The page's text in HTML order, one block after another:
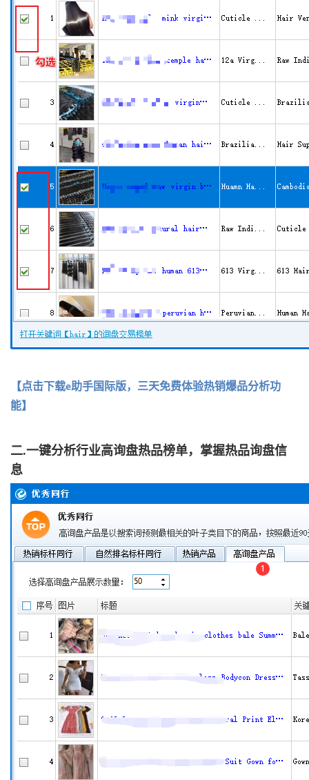
【点击下载e助手国际版，三天免费体验热销爆品分析功
能】
二.一键分析行业高询盘热品榜单，掌握热品询盘信
息